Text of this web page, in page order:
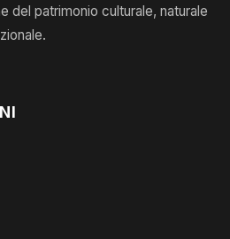
del patrimonio culturale, naturale